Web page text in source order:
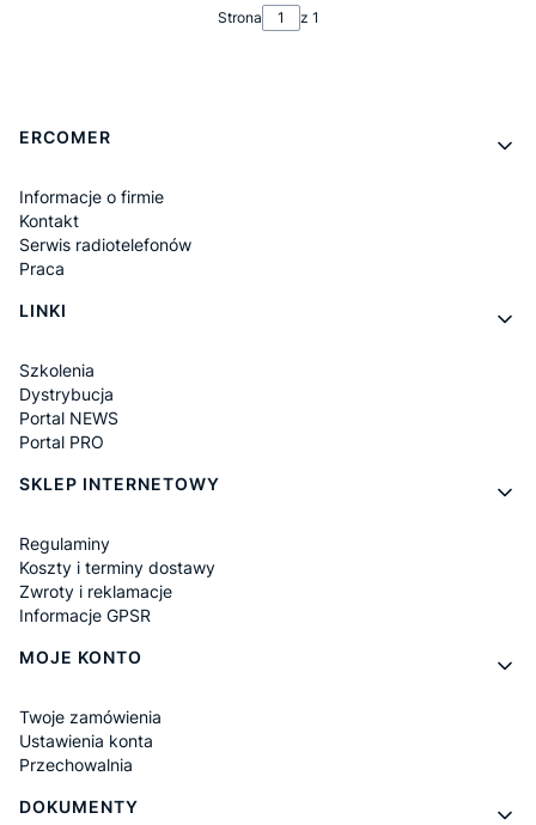
Strona z 1
Linki w stopce
ERCOMER
Informacje o firmie
Kontakt
Serwis radiotelefonów
Praca
LINKI
Szkolenia
Dystrybucja
Portal NEWS
Portal PRO
SKLEP INTERNETOWY
Regulaminy
Koszty i terminy dostawy
Zwroty i reklamacje
Informacje GPSR
MOJE KONTO
Twoje zamówienia
Ustawienia konta
Przechowalnia
DOKUMENTY